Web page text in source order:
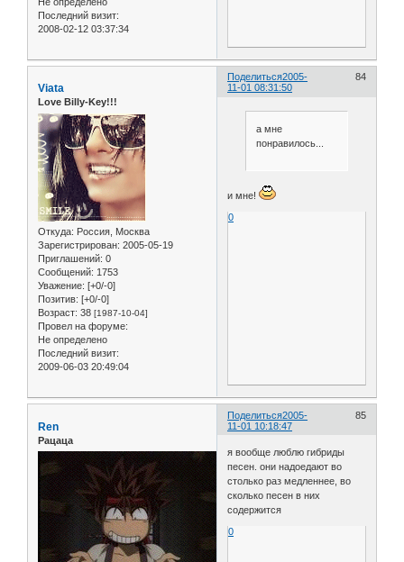
Последний визит:
2008-02-12 03:37:34
Поделиться 84
2005-
11-01 08:31:50
Viata
Love Billy-Key!!!
Откуда: Россия, Москва
Зарегистрирован: 2005-05-19
Приглашений: 0
Сообщений: 1753
Уважение: [+0/-0]
Позитив: [+0/-0]
Возраст: 38 [1987-10-04]
Провел на форуме:
Не определено
Последний визит:
2009-06-03 20:49:04
а мне
понравилось...
и мне!
0
Поделиться 85
2005-
11-01 10:18:47
Ren
Рацаца
я вообще люблю гибриды
песен. они надоедают во
столько раз медленнее, во
сколько песен в них
содержится
0